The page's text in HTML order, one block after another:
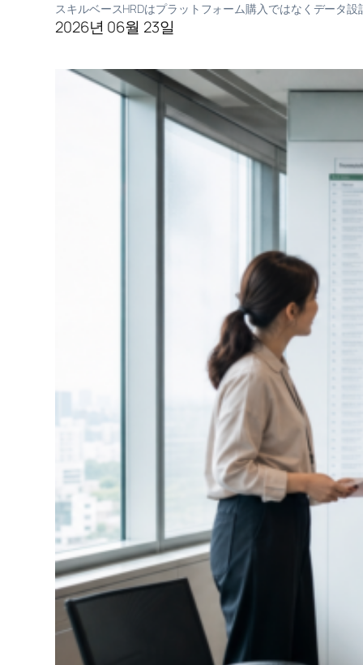
スキルベースHRDはプラットフォーム購入ではなくデータ
2026년 06월 23일